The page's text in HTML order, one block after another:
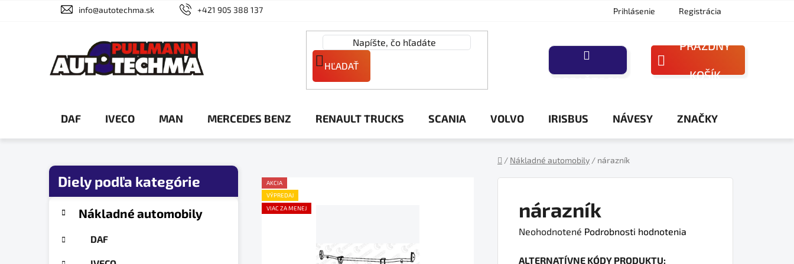
info@autotechma.sk +421 905 388 137 Prihlásenie Registrácia
HĽADAŤ
NÁKUPNÝ
PRÁZDNY
KOŠÍK
DAF IVECO MAN MERCEDES BENZ RENAULT TRUCKS SCANIA VOLVO IRISBUS NÁVESY ZNAČKY
/ Nákladné automobily / nárazník
B
kategórieNákladné automobily
DAF
nárazník
Priemerné
Neohodnotené Podrobnosti hodnotenia
ALTERNATÍVNE KÓDY PRODUKTU:
AKCIA
VÝPREDAJ
VIAC ZA MENEJ